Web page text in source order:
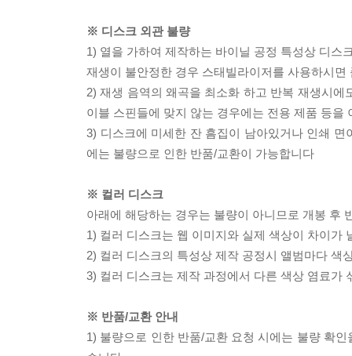
※ 디스크 외관 불량
1) 열을 가하여 제작하는 바이닐 공정 특성상 디스
재생이 불안정한 경우 스태빌라이저를 사용하시
2) 재생 음역의 왜곡을 최소화 하고 반복 재생시
이블 스핀들에 맞지 않는 경우에는 전용 제품 등
3) 디스크에 미세한 잔 흠집이 남아있거나 인쇄
에는 불량으로 인한 반품/교환이 가능합니다
※ 컬러 디스크
아래에 해당하는 경우는 불량이 아니므로 개봉 후
1) 컬러 디스크는 웹 이미지와 실제 색상이 차이가
2) 컬러 디스크의 특성상 제작 공정시 앨범마다 색
3) 컬러 디스크는 제작 과정에서 다른 색상 염료가
※ 반품/교환 안내
1) 불량으로 인한 반품/교환 요청 시에는 불량 확